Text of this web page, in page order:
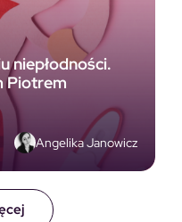
niepłodności.
Piotrem
Angelika Janowicz